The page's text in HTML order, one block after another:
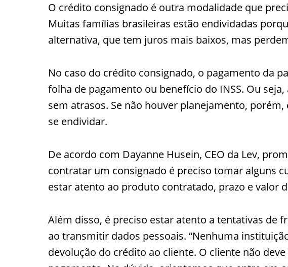
O crédito consignado é outra modalidade que
Muitas famílias brasileiras estão endividadas
alternativa, que tem juros mais baixos, mas
No caso do crédito consignado, o pagamento da
folha de pagamento ou benefício do INSS. Ou
sem atrasos. Se não houver planejamento,
se endividar.
De acordo com Dayanne Husein, CEO da Lev,
contratar um consignado é preciso tomar alguns
estar atento ao produto contratado, prazo e valor
Além disso, é preciso estar atento a tentativas de
ao transmitir dados pessoais. “Nenhuma
devolução do crédito ao cliente. O cliente não